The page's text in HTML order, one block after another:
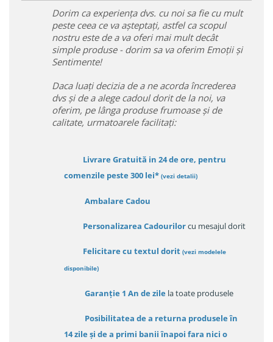
Dorim ca experiența dvs. cu noi sa fie cu mult
peste ceea ce va așteptați, astfel ca scopul
nostru este de a va oferi mai mult decât
simple produse - dorim sa va oferim Emoții și
Sentimente!
Daca luați decizia de a ne acorda încrederea
dvs și de a alege cadoul dorit de la noi, va
oferim, pe lânga produse frumoase și de
calitate, urmatoarele facilitați:
Livrare Gratuită in 24 de ore, pentru
comenzile peste 300 lei* (vezi detalii)
Ambalare Cadou
Personalizarea Cadourilorcu mesajul dorit
Felicitare cu textul dorit (vezi modelele
disponibile)
Garanție 1 An de zile la toate produsele
Posibilitatea de a returna produsele în
14 zileși de a primi banii înapoi fara nici o